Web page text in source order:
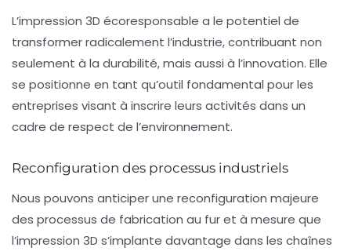
L’impression 3D écoresponsable a le potentiel de
transformer radicalement l’industrie, contribuant non
seulement à la durabilité, mais aussi à l’innovation. Elle
se positionne en tant qu’outil fondamental pour les
entreprises visant à inscrire leurs activités dans un
cadre de respect de l’environnement.
Reconfiguration des processus industriels
Nous pouvons anticiper une reconfiguration majeure
des processus de fabrication au fur et à mesure que
l’impression 3D s’implante davantage dans les chaînes